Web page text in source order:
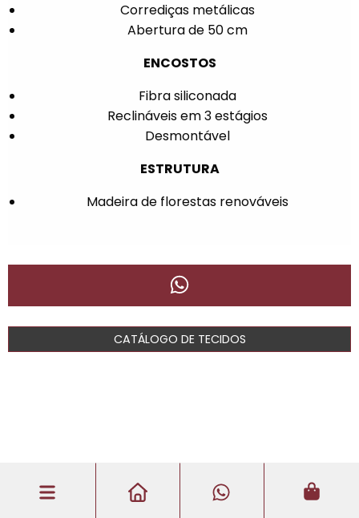
Corrediças metálicas
Abertura de 50 cm
ENCOSTOS
Fibra siliconada
Reclináveis em 3 estágios
Desmontável
ESTRUTURA
Madeira de florestas renováveis
CATÁLOGO DE TECIDOS